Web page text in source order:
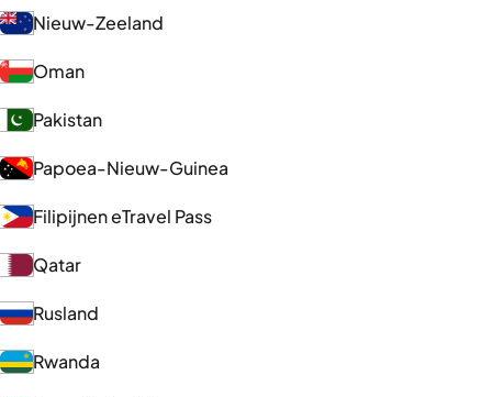
Nieuw-Zeeland
Oman
Pakistan
Papoea-Nieuw-Guinea
Filipijnen eTravel Pass
Qatar
Rusland
Rwanda